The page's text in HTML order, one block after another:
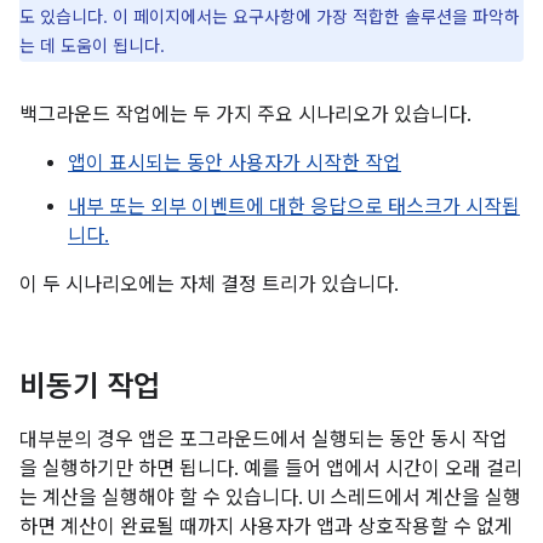
도 있습니다. 이 페이지에서는 요구사항에 가장 적합한 솔루션을 파악하
는 데 도움이 됩니다.
백그라운드 작업에는 두 가지 주요 시나리오가 있습니다.
앱이 표시되는 동안 사용자가 시작한 작업
내부 또는 외부 이벤트에 대한 응답으로 태스크가 시작됩
니다.
이 두 시나리오에는 자체 결정 트리가 있습니다.
비동기 작업
대부분의 경우 앱은 포그라운드에서 실행되는 동안 동시 작업
을 실행하기만 하면 됩니다. 예를 들어 앱에서 시간이 오래 걸리
는 계산을 실행해야 할 수 있습니다. UI 스레드에서 계산을 실행
하면 계산이 완료될 때까지 사용자가 앱과 상호작용할 수 없게